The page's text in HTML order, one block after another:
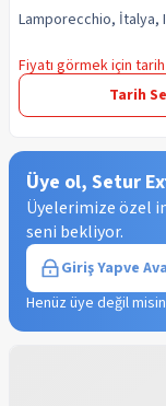
Lamporecchio, İtalya,
Fiyatı görmek için
Tarih
Üye ol, Setur
Üyelerimize özel
seni bekliyor.
Giriş Yapve
Henüz üye değil